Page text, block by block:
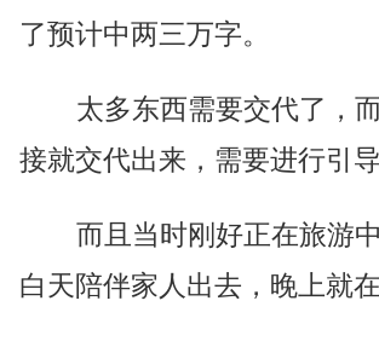
了预计中两三万字。
太多东西需要交代了，
接就交代出来，需要进行引导
而且当时刚好正在旅游
白天陪伴家人出去，晚上就在